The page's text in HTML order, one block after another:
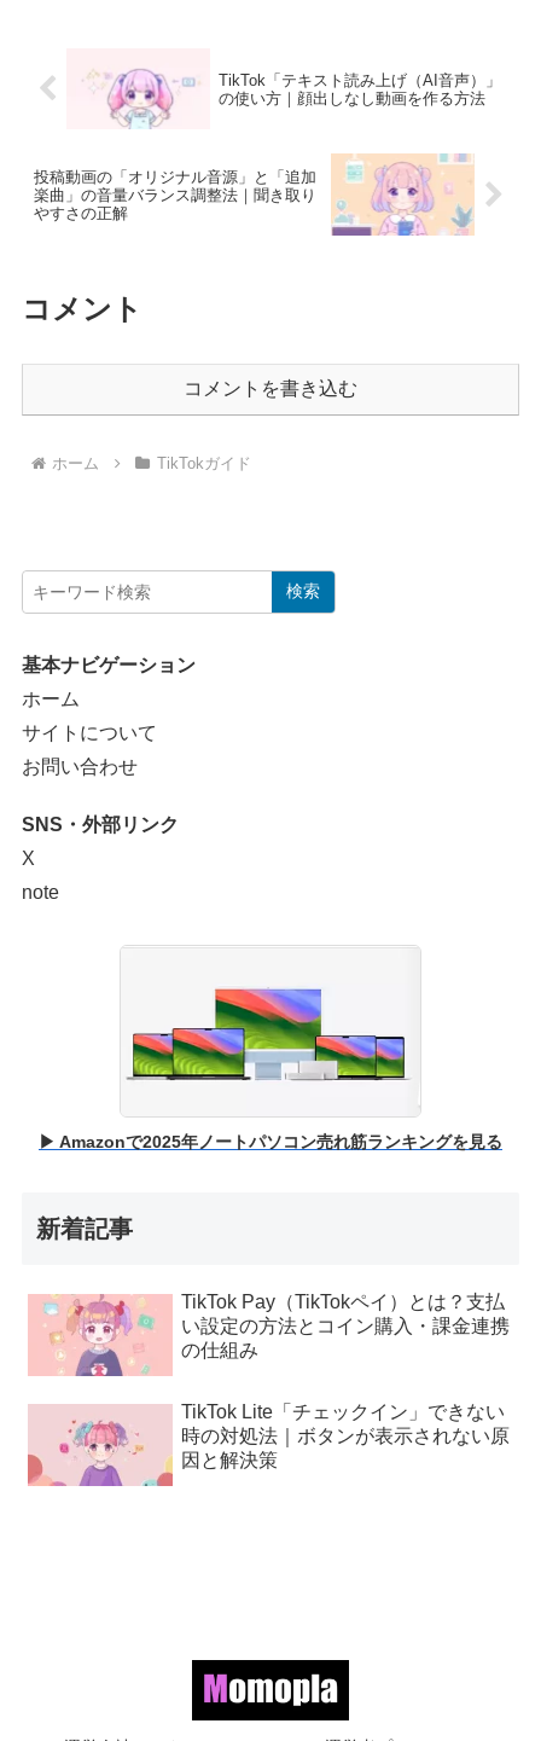
TikTok「テキスト読み上げ（AI音声）」
の使い方｜顔出しなし動画を作る方法
投稿動画の「オリジナル音源」と「追加
楽曲」の音量バランス調整法｜聞き取り
やすさの正解
コメント
コメントを書き込む
ホーム TikTokガイド
検索
基本ナビゲーション
ホーム
サイトについて
お問い合わせ
SNS・外部リンク
X
note
▶ Amazonで2025年ノートパソコン売れ筋ランキングを見る
新着記事
TikTok Pay（TikTokペイ）とは？支払
い設定の方法とコイン購入・課金連携
の仕組み
TikTok Lite「チェックイン」できない
時の対処法｜ボタンが表示されない原
因と解決策